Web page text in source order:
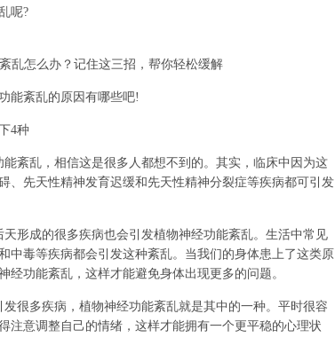
呢?
能紊乱的原因有哪些吧!
4种
紊乱，相信这是很多人都想不到的。其实，临床中因为这
、先天性精神发育迟缓和先天性精神分裂症等疾病都可引发
形成的很多疾病也会引发植物神经功能紊乱。生活中常见
中毒等疾病都会引发这种紊乱。当我们的身体患上了这类原
功能紊乱，这样才能避免身体出现更多的问题。
很多疾病，植物神经功能紊乱就是其中的一种。平时很容
注意调整自己的情绪，这样才能拥有一个更平稳的心理状